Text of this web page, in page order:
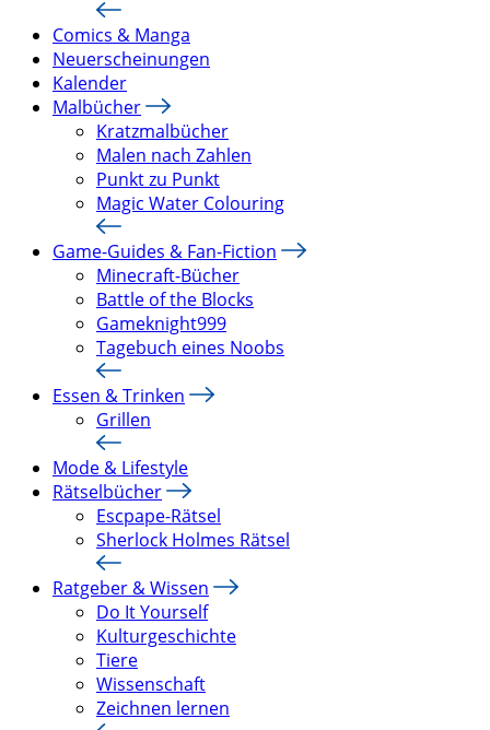
Comics & Manga
Neuerscheinungen
Kalender
Malbücher
Kratzmalbücher
Malen nach Zahlen
Punkt zu Punkt
Magic Water Colouring
Game-Guides & Fan-Fiction
Minecraft-Bücher
Battle of the Blocks
Gameknight999
Tagebuch eines Noobs
Essen & Trinken
Grillen
Mode & Lifestyle
Rätselbücher
Escpape-Rätsel
Sherlock Holmes Rätsel
Ratgeber & Wissen
Do It Yourself
Kulturgeschichte
Tiere
Wissenschaft
Zeichnen lernen